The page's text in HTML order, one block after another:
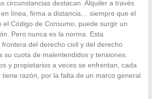
circunstancias destacan. Alquiler a través
línea, firma a distancia… siempre que el
el Código de Consumo, puede surgir un
Pero nunca es la norma. Esta
del derecho civil y del derecho
su cuota de malentendidos y tensiones.
y propietarios a veces se enfrentan, cada
tiene razón, por la falta de un marco general